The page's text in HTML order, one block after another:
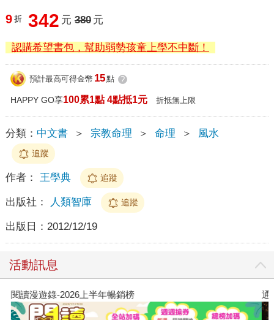
9 折 342 元 380 元
認購希望書包，幫助弱勢孩童上學不中斷！
預計最高可得金幣 15點 ?
HAPPY GO享100累1點 4點抵1元 折抵無上限
分類： 中文書 ＞ 宗教命理 ＞ 命理 ＞ 風水
追蹤
作者： 王學典 追蹤
出版社： 人類智庫 追蹤
出版日： 2012/12/19
活動訊息
閱讀漫遊錄-2026上半年暢銷榜 通